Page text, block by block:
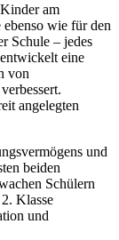
am
wie für den
Schule – jedes
eine
von
angelegten
und
beiden
Schülern
Klasse
und